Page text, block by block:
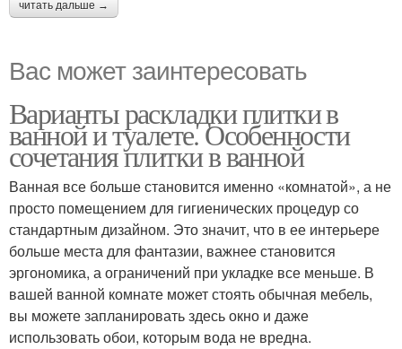
читать дальше →
Вас может заинтересовать
Варианты раскладки плитки в
ванной и туалете. Особенности
сочетания плитки в ванной
Ванная все больше становится именно «комнатой», а не
просто помещением для гигиенических процедур со
стандартным дизайном. Это значит, что в ее интерьере
больше места для фантазии, важнее становится
эргономика, а ограничений при укладке все меньше. В
вашей ванной комнате может стоять обычная мебель,
вы можете запланировать здесь окно и даже
использовать обои, которым вода не вредна.